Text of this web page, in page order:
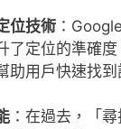
位技術 ：
了定位的準確
助用戶快速找到
：在過去，「